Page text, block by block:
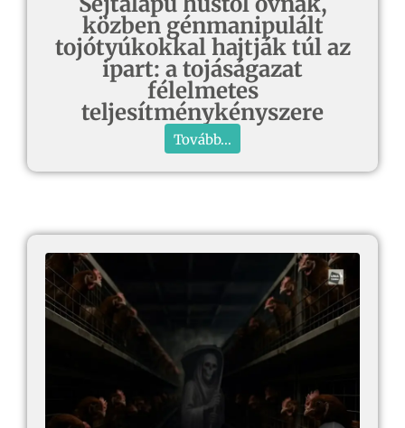
közben génmanipulált
tojótyúkokkal hajtják túl az
ipart: a tojáságazat
félelmetes
teljesítménykényszere
Tovább...